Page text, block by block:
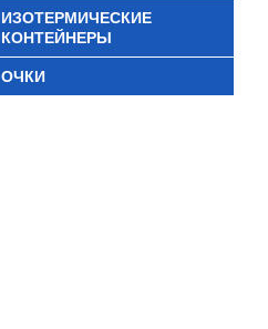
ИЗОТЕРМИЧЕСКИЕ
КОНТЕЙНЕРЫ
ОЧКИ